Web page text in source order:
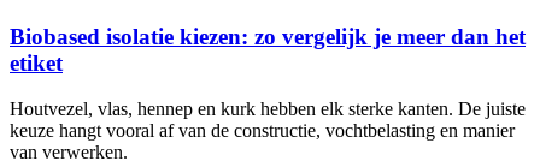
Biobased isolatie kiezen: zo vergelijk je meer dan het
etiket
Houtvezel, vlas, hennep en kurk hebben elk sterke kanten. De juiste
keuze hangt vooral af van de constructie, vochtbelasting en manier
van verwerken.